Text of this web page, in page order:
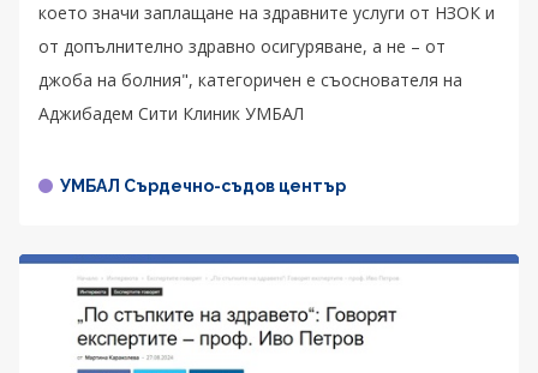
което значи заплащане на здравните услуги от НЗОК и
от допълнително здравно осигуряване, а не – от
джоба на болния", категоричен е съоснователя на
Аджибадем Сити Клиник УМБАЛ
УМБАЛ Сърдечно-съдов център